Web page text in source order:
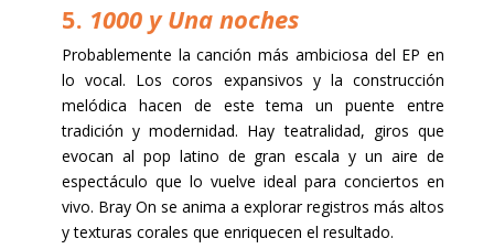
5. 1000 y Una noches
Probablemente la canción más ambiciosa del EP en
lo vocal. Los coros expansivos y la construcción
melódica hacen de este tema un puente entre
tradición y modernidad. Hay teatralidad, giros que
evocan al pop latino de gran escala y un aire de
espectáculo que lo vuelve ideal para conciertos en
vivo. Bray On se anima a explorar registros más altos
y texturas corales que enriquecen el resultado.